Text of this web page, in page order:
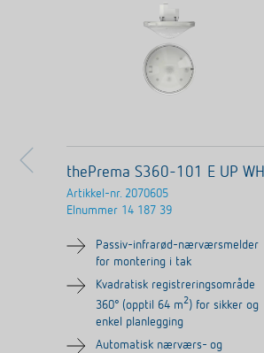
thePrema S360-101 E UP WH
Artikkel-nr. 2070605
Elnummer 14 187 39
Passiv-infrarød-nærværsmelder
for montering i tak
Kvadratisk registreringsområde
360° (opptil 64 m2) for sikker og
enkel planlegging
Automatisk nærværs- og